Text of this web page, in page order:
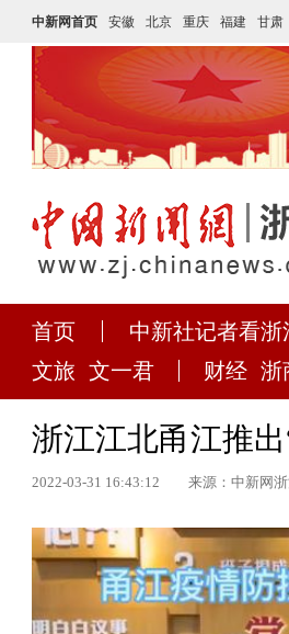
中新网首页 安徽 北京 重庆 福建 甘肃
首页 中新社记者看浙
文旅 文一君 财经 浙
浙江江北甬江推
2022-03-31 16:43:12 来源：中新网